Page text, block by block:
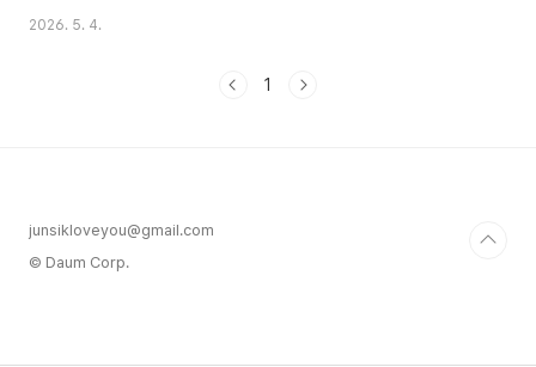
더마 커버 블레미쉬 밤 비비를 직접 써보고 나서 생각이 완전히 바뀌었습니다.
다. 건조한 날씨 때문인지 뭔가 바르기만 하면 따갑거나 빨개지는 날이 많아졌
2026. 5. 4.
1
junsikloveyou@gmail.com
© Daum Corp.